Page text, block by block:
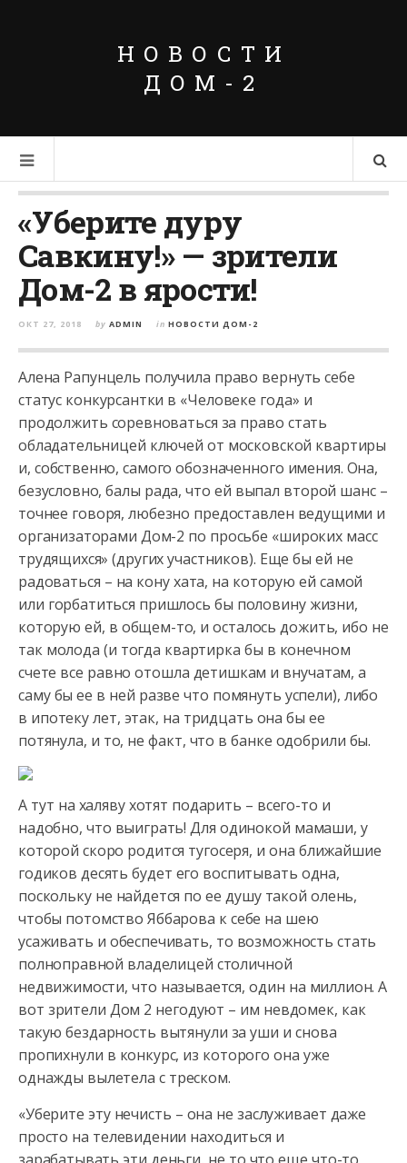
НОВОСТИ
ДОМ-2
«Уберите дуру
Савкину!» — зрители
Дом-2 в ярости!
ОКТ 27, 2018 by ADMIN in НОВОСТИ ДОМ-2
Алена Рапунцель получила право вернуть себе
статус конкурсантки в «Человеке года» и
продолжить соревноваться за право стать
обладательницей ключей от московской квартиры
и, собственно, самого обозначенного имения. Она,
безусловно, балы рада, что ей выпал второй шанс –
точнее говоря, любезно предоставлен ведущими и
организаторами Дом-2 по просьбе «широких масс
трудящихся» (других участников). Еще бы ей не
радоваться – на кону хата, на которую ей самой
или горбатиться пришлось бы половину жизни,
которую ей, в общем-то, и осталось дожить, ибо не
так молода (и тогда квартирка бы в конечном
счете все равно отошла детишкам и внучатам, а
саму бы ее в ней разве что помянуть успели), либо
в ипотеку лет, этак, на тридцать она бы ее
потянула, и то, не факт, что в банке одобрили бы.
А тут на халяву хотят подарить – всего-то и
надобно, что выиграть! Для одинокой мамаши, у
которой скоро родится тугосеря, и она ближайшие
годиков десять будет его воспитывать одна,
поскольку не найдется по ее душу такой олень,
чтобы потомство Яббарова к себе на шею
усаживать и обеспечивать, то возможность стать
полноправной владелицей столичной
недвижимости, что называется, один на миллион. А
вот зрители Дом 2 негодуют – им невдомек, как
такую бездарность вытянули за уши и снова
пропихнули в конкурс, из которого она уже
однажды вылетела с треском.
«Уберите эту нечисть – она не заслуживает даже
просто на телевидении находиться и